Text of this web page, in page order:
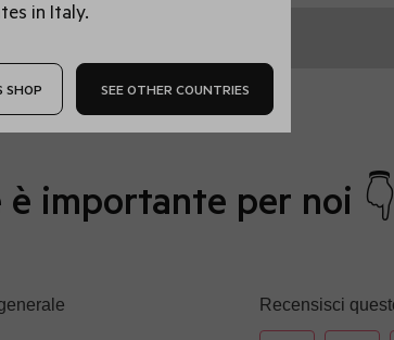
in Italy.
SHOP SEE OTHER COUNTRIES
importante per noi 👇